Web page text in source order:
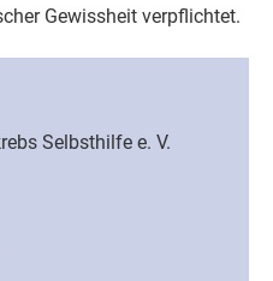
Gewissheit verpflichtet.
Selbsthilfe e. V.